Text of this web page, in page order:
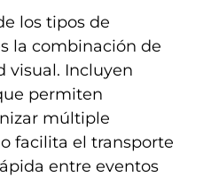
los tipos de
la combinación de
visual. Incluyen
permiten
múltiple
facilita el transporte
entre eventos